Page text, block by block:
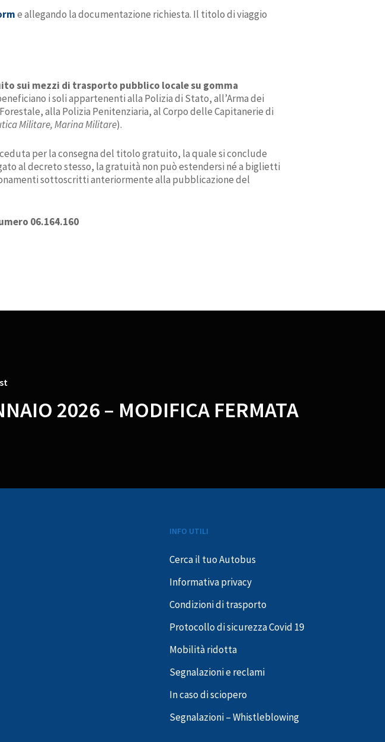
eallegando la documentazione richiesta. Il titolo di viaggio
sui mezzi di trasporto pubblico locale su gomma
i soli appartenenti alla Polizia di Stato, all’Arma dei
alla Polizia Penitenziaria, al Corpo delle Capitanerie di
Militare, Marina Militare).
per la consegna del titolo gratuito, la quale si conclude
al decreto stesso, la gratuità non può estendersi né a biglietti
sottoscritti anteriormente alla pubblicazione del
06.164.160
2026 – MODIFICA FERMATA
INFO UTILI
Cerca il tuo Autobus
Informativa privacy
Condizioni di trasporto
Protocollo di sicurezza Covid 19
Mobilità ridotta
Segnalazioni e reclami
In caso di sciopero
Segnalazioni – Whistleblowing